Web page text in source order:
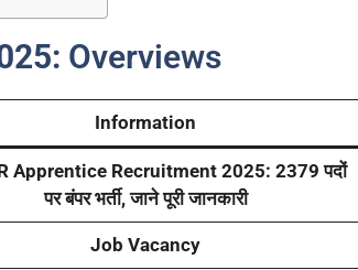
Overviews
Information
Apprentice Recruitment 2025: 2379 पदों
पर बंपर भर्ती, जाने पूरी जानकारी
Job Vacancy